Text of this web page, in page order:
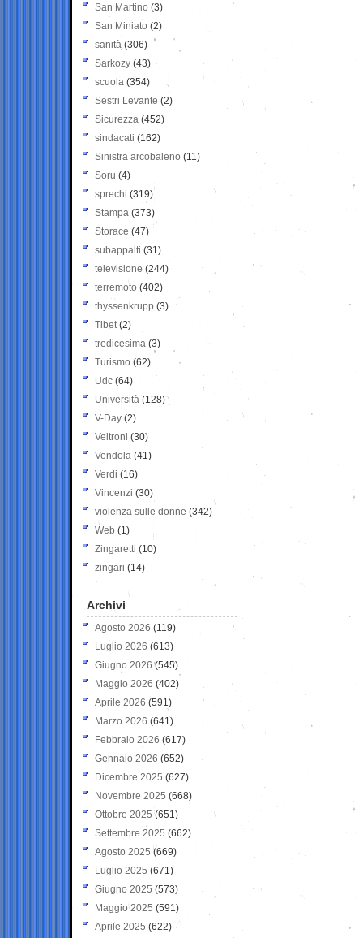
San Martino (3)
San Miniato (2)
sanità (306)
Sarkozy (43)
scuola (354)
Sestri Levante (2)
Sicurezza (452)
sindacati (162)
Sinistra arcobaleno (11)
Soru (4)
sprechi (319)
Stampa (373)
Storace (47)
subappalti (31)
televisione(244)
terremoto (402)
thyssenkrupp (3)
Tibet(2)
tredicesima (3)
Turismo (62)
Udc (64)
Università (128)
V-Day (2)
Veltroni (30)
Vendola (41)
Verdi (16)
Vincenzi (30)
violenza sulle donne (342)
Web (1)
Zingaretti (10)
zingari (14)
Archivi
Agosto 2026 (119)
Luglio 2026 (613)
Giugno 2026 (545)
Maggio 2026 (402)
Aprile 2026 (591)
Marzo 2026 (641)
Febbraio 2026 (617)
Gennaio 2026 (652)
Dicembre 2025 (627)
Novembre 2025 (668)
Ottobre 2025 (651)
Settembre 2025 (662)
Agosto 2025 (669)
Luglio 2025 (671)
Giugno 2025 (573)
Maggio 2025 (591)
Aprile 2025 (622)